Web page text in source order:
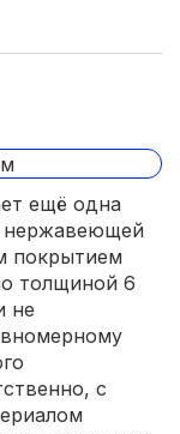
ещё одна
нержавеющей
покрытием
толщиной 6
не
с